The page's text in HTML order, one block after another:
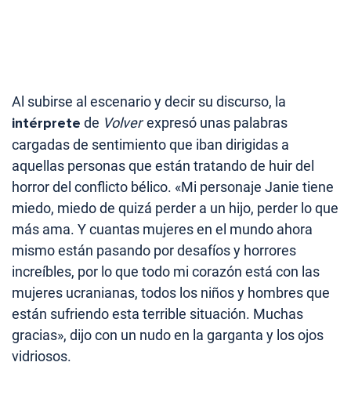
Al subirse al escenario y decir su discurso, la
intérprete de Volverexpresó unas palabras
cargadas de sentimiento que iban dirigidas a
aquellas personas que están tratando de huir del
horror del conflicto bélico. «Mi personaje Janie tiene
miedo, miedo de quizá perder a un hijo, perder lo que
más ama. Y cuantas mujeres en el mundo ahora
mismo están pasando por desafíos y horrores
increíbles, por lo que todo mi corazón está con las
mujeres ucranianas, todos los niños y hombres que
están sufriendo esta terrible situación. Muchas
gracias», dijo con un nudo en la garganta y los ojos
vidriosos.